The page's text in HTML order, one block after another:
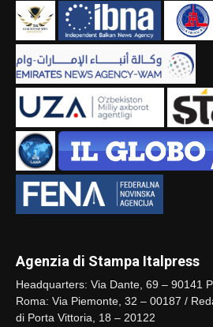
Agenzia di Stampa Italpress
Headquarters: Via Dante, 69 – 90141
Roma: Via Piemonte, 32 – 00187 /
di Porta Vittoria, 18 – 20122